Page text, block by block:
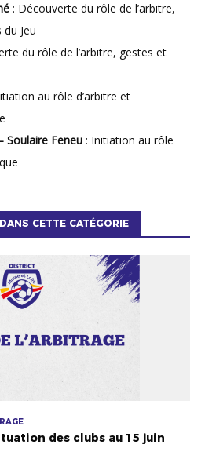
: Découverte du rôle de l’arbitre,
Jeu
du rôle de l’arbitre, gestes et
au rôle d’arbitre et
Soulaire Feneu : Initiation au rôle
CETTE CATÉGORIE
des clubs au 15 juin